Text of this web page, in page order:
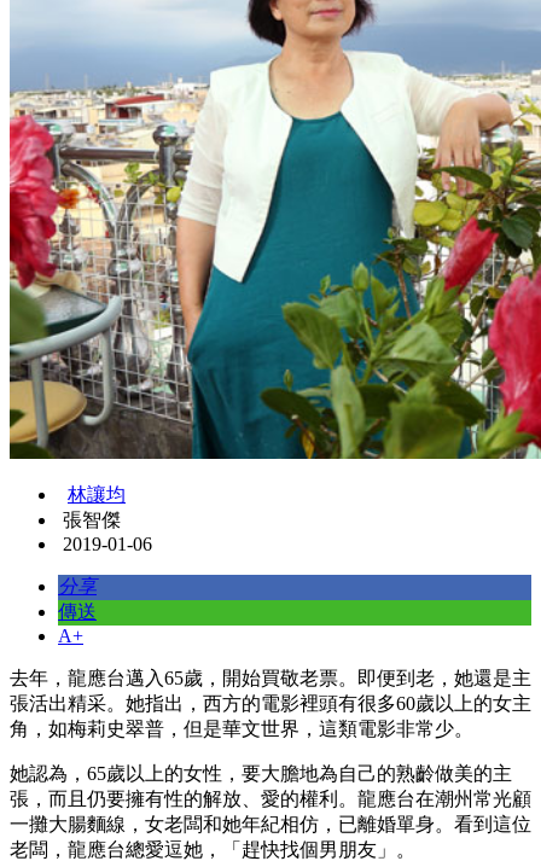
林讓均
張智傑
2019-01-06
分享
傳送
A+
去年，龍應台邁入65歲，開始買敬老票。即便到老，她還是主
張活出精采。她指出，西方的電影裡頭有很多60歲以上的女主
角，如梅莉史翠普，但是華文世界，這類電影非常少。
她認為，65歲以上的女性，要大膽地為自己的熟齡做美的主
張，而且仍要擁有性的解放、愛的權利。龍應台在潮州常光顧
一攤大腸麵線，女老闆和她年紀相仿，已離婚單身。看到這位
老闆，龍應台總愛逗她，「趕快找個男朋友」。